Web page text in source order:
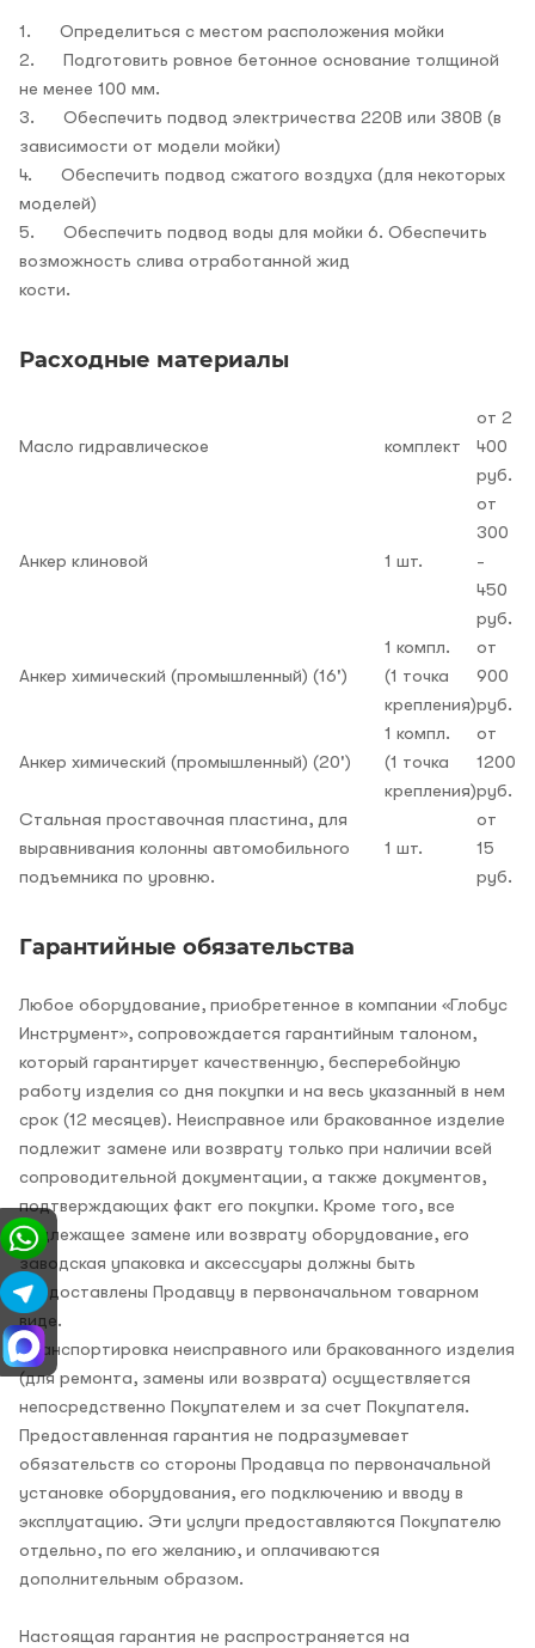
1. Определиться с местом расположения мойки
2. Подготовить ровное бетонное основание толщиной
не менее 100 мм.
3. Обеспечить подвод электричества 220В или 380В (в
зависимости от модели мойки)
4. Обеспечить подвод сжатого воздуха (для некоторых
моделей)
5. Обеспечить подвод воды для мойки 6. Обеспечить
возможность слива отработанной жид
кости.
Расходные материалы
Масло гидравлическое комплект
от 2
400
руб.
Анкер клиновой 1 шт.
от
300
-
450
руб.
Анкер химический (промышленный) (16')
1 компл.
(1 точка
крепления)
от
900
руб.
Анкер химический (промышленный) (20')
1 компл.
(1 точка
крепления)
от
1200
руб.
Стальная проставочная пластина, для
выравнивания колонны автомобильного
подъемника по уровню.
1 шт.
от
15
руб.
Гарантийные обязательства
Любое оборудование, приобретенное в компании «Глобус
Инструмент», сопровождается гарантийным талоном,
который гарантирует качественную, бесперебойную
работу изделия со дня покупки и на весь указанный в нем
срок (12 месяцев). Неисправное или бракованное изделие
подлежит замене или возврату только при наличии всей
сопроводительной документации, а также документов,
подтверждающих факт его покупки. Кроме того, все
подлежащее замене или возврату оборудование, его
заводская упаковка и аксессуары должны быть
предоставлены Продавцу в первоначальном товарном
виде.
Транспортировка неисправного или бракованного изделия
(для ремонта, замены или возврата) осуществляется
непосредственно Покупателем и за счет Покупателя.
Предоставленная гарантия не подразумевает
обязательств со стороны Продавца по первоначальной
установке оборудования, его подключению и вводу в
эксплуатацию. Эти услуги предоставляются Покупателю
отдельно, по его желанию, и оплачиваются
дополнительным образом.
Настоящая гарантия не распространяется на